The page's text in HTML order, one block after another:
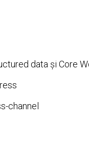
data și Core
channel